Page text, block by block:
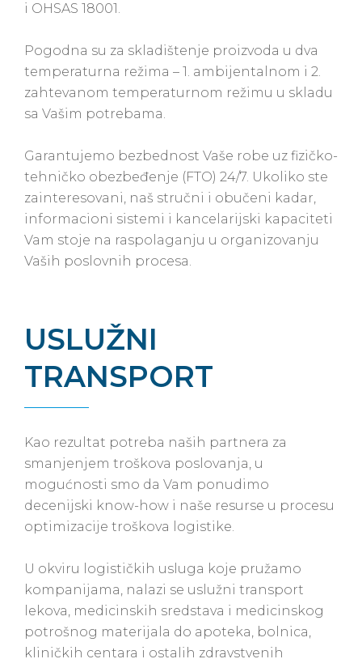
i OHSAS 18001.
Pogodna su za skladištenje proizvoda u dva
temperaturna režima – 1. ambijentalnom i 2.
zahtevanom temperaturnom režimu u skladu
sa Vašim potrebama.
Garantujemo bezbednost Vaše robe uz fizičko-
tehničko obezbeđenje (FTO) 24/7. Ukoliko ste
zainteresovani, naš stručni i obučeni kadar,
informacioni sistemi i kancelarijski kapaciteti
Vam stoje na raspolaganju u organizovanju
Vaših poslovnih procesa.
USLUŽNI
TRANSPORT
Kao rezultat potreba naših partnera za
smanjenjem troškova poslovanja, u
mogućnosti smo da Vam ponudimo
decenijski know-how i naše resurse u procesu
optimizacije troškova logistike.
U okviru logističkih usluga koje pružamo
kompanijama, nalazi se uslužni transport
lekova, medicinskih sredstava i medicinskog
potrošnog materijala do apoteka, bolnica,
kliničkih centara i ostalih zdravstvenih